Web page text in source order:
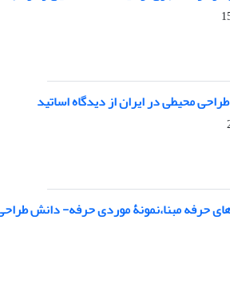
محیطی در ایران از دیدگاه اساتید
حرفه مبنا،نمونۀ موردی حرفه- دانش